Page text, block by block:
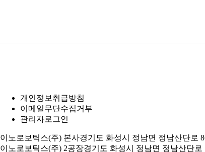
개인정보취급방침
이메일무단수집거부
관리자로그인
이노로보틱스(주) 본사경기도 화성시 정남면 정남산단로
이노로보틱스(주) 2공장경기도 화성시 정남면 정남산단로